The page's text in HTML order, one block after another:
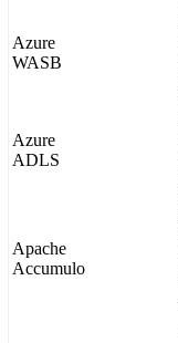
Azure
WASB
Azure
ADLS
Apache
Accumulo